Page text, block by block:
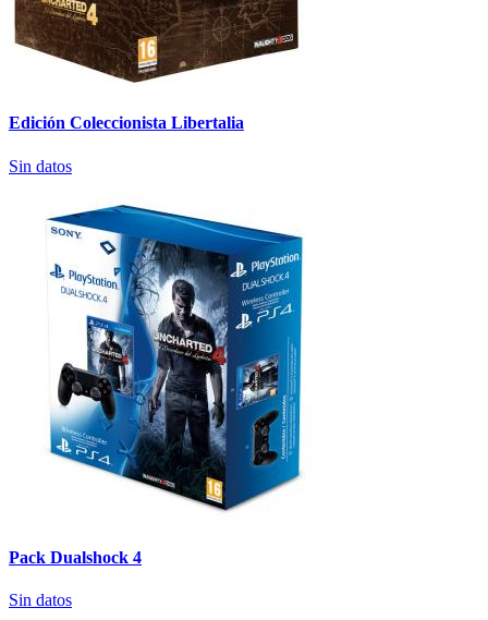
Edición Coleccionista Libertalia
Sin datos
Pack Dualshock 4
Sin datos